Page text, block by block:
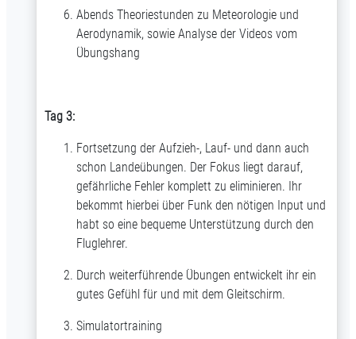
Abends Theoriestunden zu Meteorologie und
Aerodynamik, sowie Analyse der Videos vom
Übungshang
Tag 3:
Fortsetzung der Aufzieh-, Lauf- und dann auch
schon Landeübungen. Der Fokus liegt darauf,
gefährliche Fehler komplett zu eliminieren. Ihr
bekommt hierbei über Funk den nötigen Input und
habt so eine bequeme Unterstützung durch den
Fluglehrer.
Durch weiterführende Übungen entwickelt ihr ein
gutes Gefühl für und mit dem Gleitschirm.
Simulatortraining